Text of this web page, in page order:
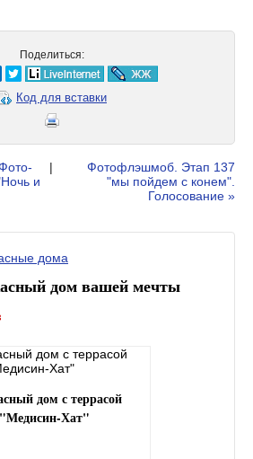
Поделиться:
Код для вставки
и
|
Фотофлэшмоб. Этап 137
"мы пойдем с конем".
Голосование »
дом вашей мечты
дом с террасой
Хат"